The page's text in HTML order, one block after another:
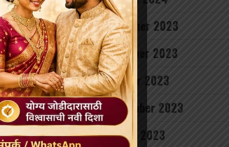
December 2023
November 2023
October 2023
September 2023
August 2023